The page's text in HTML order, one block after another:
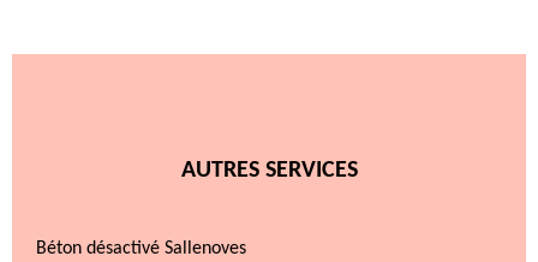
AUTRES SERVICES
Béton désactivé Sallenoves